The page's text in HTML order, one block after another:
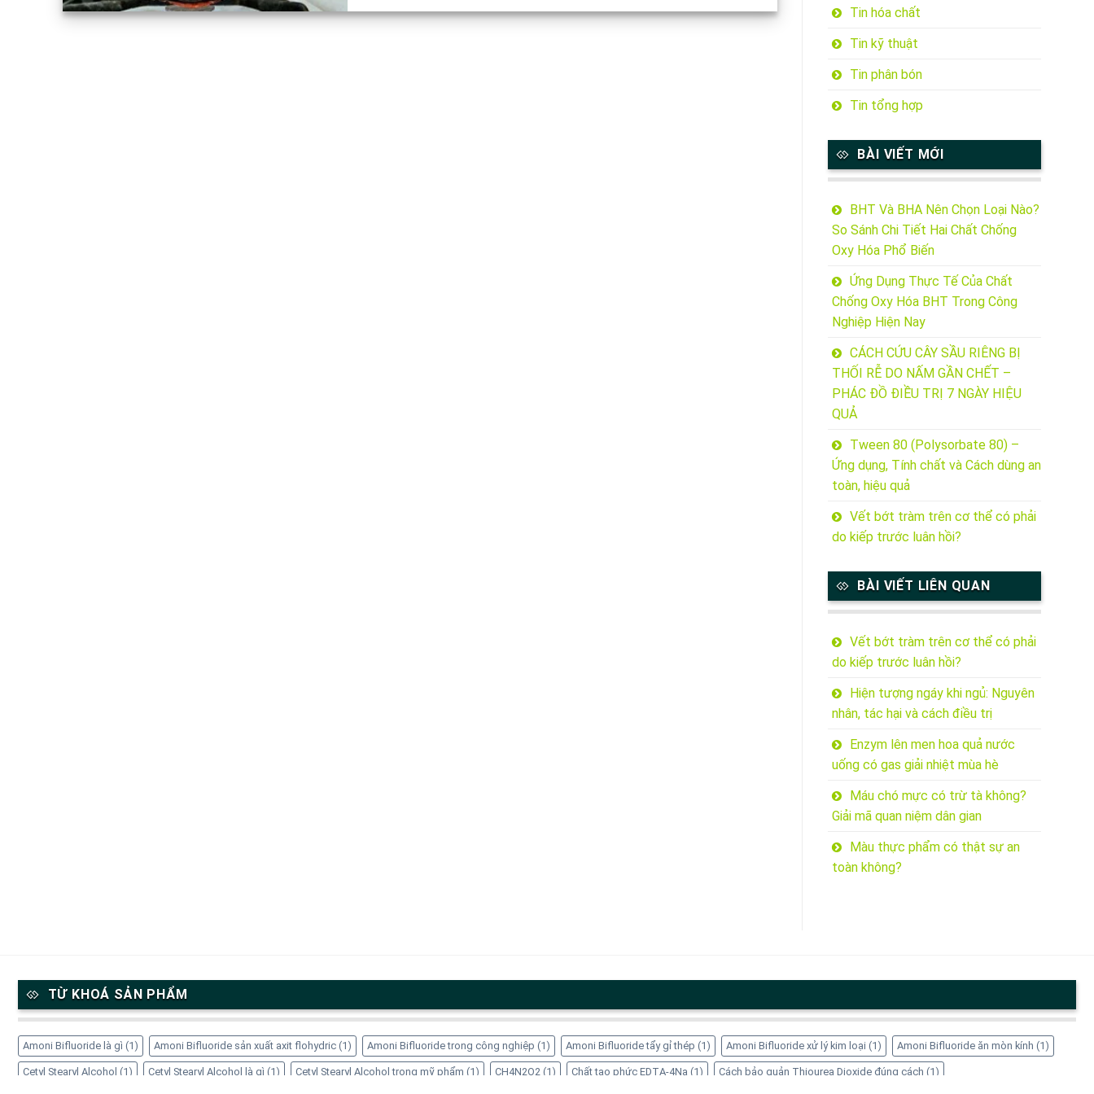
Tin hóa chất
Tin kỹ thuật
Tin phân bón
Tin tổng hợp
BÀI VIẾT MỚI
BHT Và BHA Nên Chọn Loại Nào?
So Sánh Chi Tiết Hai Chất Chống
Oxy Hóa Phổ Biến
Ứng Dụng Thực Tế Của Chất
Chống Oxy Hóa BHT Trong Công
Nghiệp Hiện Nay
CÁCH CỨU CÂY SẦU RIÊNG BỊ
THỐI RỄ DO NẤM GẦN CHẾT –
PHÁC ĐỒ ĐIỀU TRỊ 7 NGÀY HIỆU
QUẢ
Tween 80 (Polysorbate 80) –
Ứng dụng, Tính chất và Cách dùng an
toàn, hiệu quả
Vết bớt tràm trên cơ thể có phải
do kiếp trước luân hồi?
BÀI VIẾT LIÊN QUAN
Vết bớt tràm trên cơ thể có phải
do kiếp trước luân hồi?
Hiện tượng ngáy khi ngủ: Nguyên
nhân, tác hại và cách điều trị
Enzym lên men hoa quả nước
uống có gas giải nhiệt mùa hè
Máu chó mực có trừ tà không?
Giải mã quan niệm dân gian
Màu thực phẩm có thật sự an
toàn không?
TỪ KHOÁ SẢN PHẨM
Amoni Bifluoride là gì (1) Amoni Bifluoride sản xuất axit flohydric(1) Amoni Bifluoride trong công nghiệp (1) Amoni Bifluoride tẩy gỉ thép (1) Amoni Bifluoride xử lý kim loại (1) Amoni Bifluoride ăn mòn kính (1)
Cetyl Stearyl Alcohol (1) Cetyl Stearyl Alcohol là gì (1) Cetyl Stearyl Alcohol trong mỹ phẩm (1) CH4N2O2(1) Chất tạo phức EDTA-4Na (1) Cách bảo quản Thiourea Dioxide đúng cách (1)